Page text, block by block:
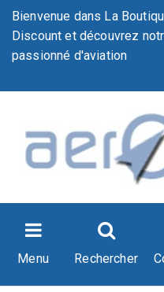
Bienvenue dans La
Discount et découvrez
passionné d'aviation
Menu Rechercher